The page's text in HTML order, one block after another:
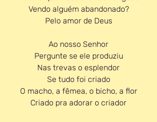
Vendo alguém abandonado?
Pelo amor de Deus
Ao nosso Senhor
Pergunte se ele produziu
Nas trevas o esplendor
Se tudo foi criado
O macho, a fêmea, o bicho, a flor
Criado pra adorar o criador